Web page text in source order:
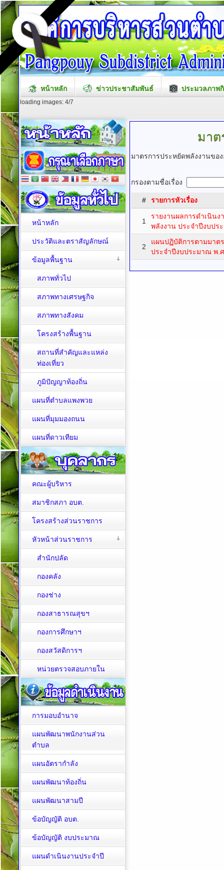
หน้าหลัก ข่าวประชาสัมพันธ์ ประมวลภาพ
loading images: 4/7
มาต
มาตรการประหยัดพลังงานของ
กรองตามชื่อเรื่อง
# รายการหัวเรื่อง
1
รายงานผลการดำเนิน
พลังงาน ประจำปีงบปร
2
แผนปฏิบัติการตามมาต
ประจำปีงบประมาณ พ.
หน้าหลัก
ประวัติและตราสัญลักษณ์
ข้อมูลพื้นฐาน
สภาพทั่วไป
สภาพทางเศรษฐกิจ
สภาพทางสังคม
โครงสร้างพื้นฐาน
สถานที่สำคัญและแหล่ง
ท่องเที่ยว
ภูมิปัญญาท้องถิ่น
แผนที่ตำบลแพงพวย
แผนที่มุมมองถนน
แผนที่ดาวเทียม
คณะผู้บริหาร
สมาชิกสภา อบต.
โครงสร้างส่วนราชการ
หัวหน้าส่วนราชการ
สำนักปลัด
กองคลัง
กองช่าง
กองสาธารณสุขฯ
กองการศึกษาฯ
กองสวัสดิการฯ
หน่วยตรวจสอบภายใน
การมอบอำนาจ
แผนพัฒนาพนักงานส่วน
ตำบล
แผนอัตรากำลัง
แผนพัฒนาท้องถิ่น
แผนพัฒนาสามปี
ข้อบัญญัติ อบต.
ข้อบัญญัติ งบประมาณ
แผนดำเนินงานประจำปี